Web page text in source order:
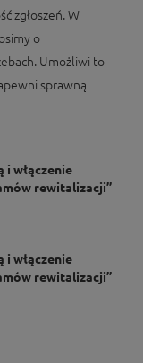
zgłoszeń. W
o
Umożliwi to
sprawną
i włączenie
rewitalizacji”
i włączenie
rewitalizacji”